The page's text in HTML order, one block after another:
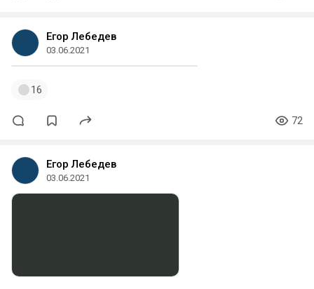
Егор Лебедев
03.06.2021
16
72
Егор Лебедев
03.06.2021